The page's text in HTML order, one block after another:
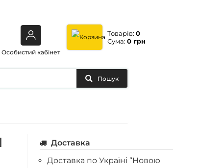
Особистий кабінет
Товарів: 0
Сума: 0 грн
Пошук
Доставка
Доставка по Україні “Новою